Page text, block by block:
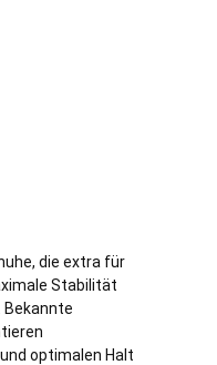
die extra für
Stabilität
Bekannte
optimalen Halt